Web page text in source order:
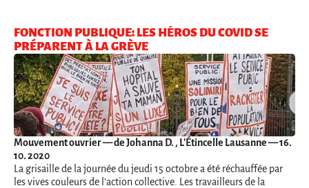
FONCTION PUBLIQUE: LES HÉROS DU COVID SE
PRÉPARENT À LA GRÈVE
Mouvement ouvrier— de Johanna D. , L'Étincelle Lausanne — 16.
10. 2020
La grisaille de la journée du jeudi 15 octobre a été réchauffée par
les vives couleurs de l’action collective. Les travailleurs de la